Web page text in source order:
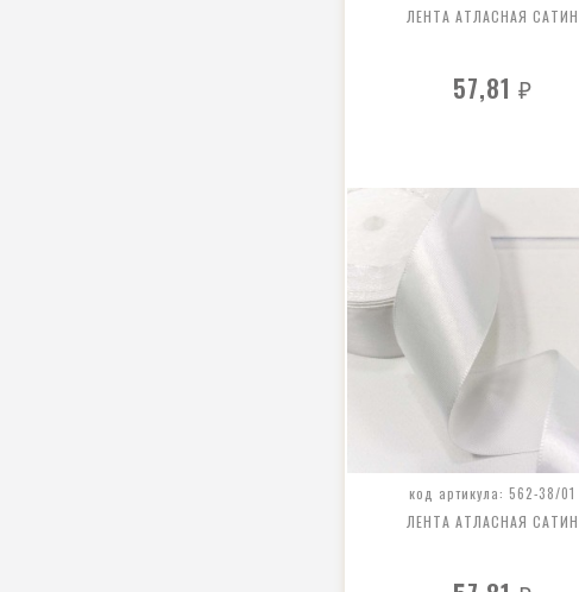
ЛЕНТА АТЛАСНАЯ САТИН
57,81 ₽
код артикула: 562-38/01
ЛЕНТА АТЛАСНАЯ САТИН